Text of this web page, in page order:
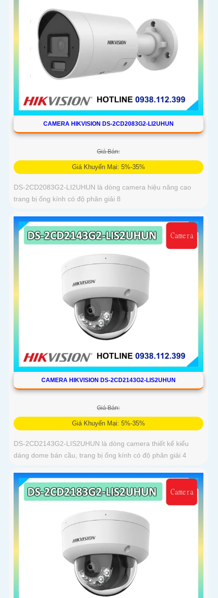
CAMERA HIKVISION DS-2CD2083G2-LI2UHUN
Giá Bán:
Giá Khuyến Mại: 5%-35%
DS-2CD2083G2-LI2UHUN là dòng camera hiệu năng cao
trang bị ống kính có độ phân giải 8
CAMERA HIKVISION DS-2CD2143G2-LIS2UHUN
Giá Bán:
Giá Khuyến Mại: 5%-35%
DS-2CD2143G2-LIS2UHUN là dòng camera thiết kế kiểu
dáng dome bán cầu, trang bị ống kính có độ phân giải 4